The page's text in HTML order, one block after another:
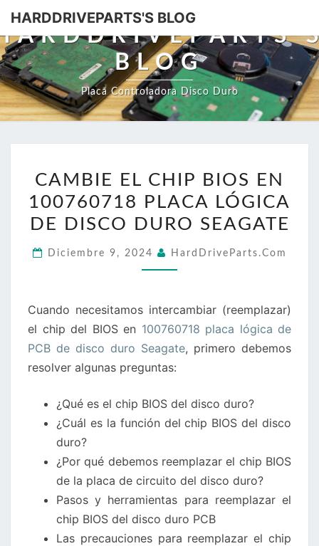
HARDDRIVEPARTS'S BLOG
BLOG
Placa Controladora Disco Duro
EL
CHIP
BIOS
100760718
DE
DISCO
DURO
SEAGATE
CAMBIE EL CHIP BIOS EN
100760718 PLACA LÓGICA
DE DISCO DURO SEAGATE
Diciembre 9, 2024 HardDriveParts.com
Cuando necesitamos intercambiar (reemplazar)
el chip del BIOS en 100760718 placa lógica de
PCB de disco duro Seagate, primero debemos
resolver algunas preguntas:
¿Qué es el chip BIOS del disco duro?
¿Cuál es la función del chip BIOS del disco
duro?
¿Por qué debemos reemplazar el chip BIOS
de la placa de circuito del disco duro?
Pasos y herramientas para reemplazar el
chip BIOS del disco duro PCB
Las precauciones para reemplazar el chip